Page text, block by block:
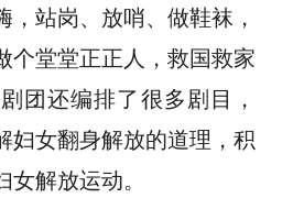
，站岗、放哨、做鞋袜，
个堂堂正正人，救国救家
团还编排了很多剧目，
妇女翻身解放的道理，积
解放运动。